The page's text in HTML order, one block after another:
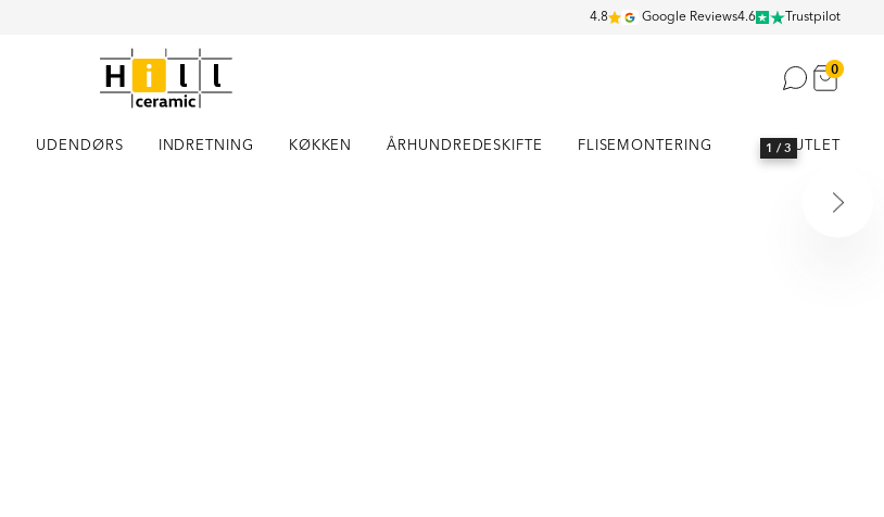
4.8 Google Reviews4.6 Trustpilot
0
UDENDØRS INDRETNING KØKKEN ÅRHUNDREDESKIFTE FLISEMONTERING OUTLET
1 / 3